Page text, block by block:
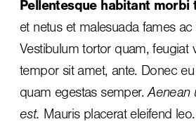
Pellentesque habitant morbi
et netus et malesuada fames
Vestibulum tortor quam, feugiat
tempor sit amet, ante. Donec
quam egestas semper.Aenean
est. Mauris placerat eleifend